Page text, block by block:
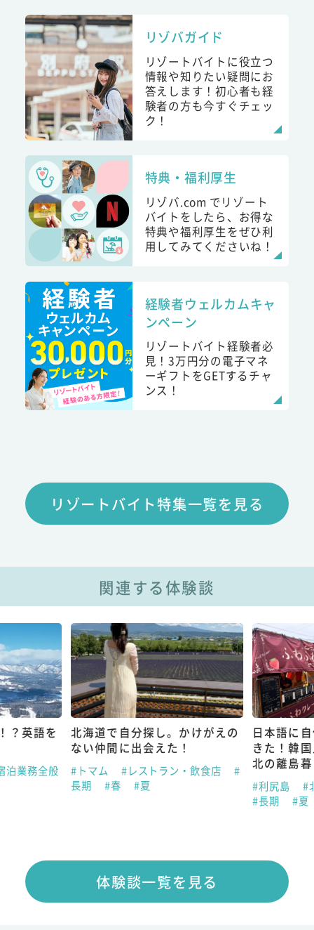
リゾバガイド
リゾートバイトに役立つ
情報や知りたい疑問にお
答えします！初心者も経
験者の方も今すぐチェッ
ク！
特典・福利厚生
リゾバ.com でリゾート
バイトをしたら、お得な
特典や福利厚生をぜひ利
用してみてくださいね！
経験者ウェルカムキャ
ンペーン
リゾートバイト経験者必
見！3万円分の電子マネ
ーギフトをGETするチャ
ンス！
リゾートバイト特集一覧を見る
関連する体験談
？英語を
泊業務全般
北海道で自分探し。かけがえの
ない仲間に出会えた！
#トマム #レストラン・飲食店
#
長期
#春 #夏
日本語に
きた！韓
北の離島
#利尻島
#
#長期
#夏
体験談一覧を見る